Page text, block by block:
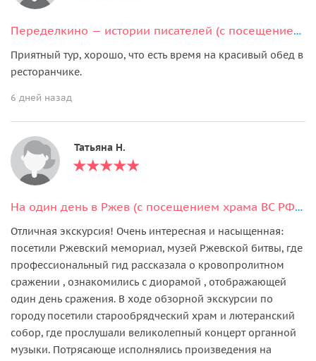
Переделкино — истории писателей (с посещением музеев Пастернака и Окуджавы)
Приятный тур, хорошо, что есть время на красивый обед в
ресторанчике.
6 дней назад
Татьяна Н.
На один день в Ржев (с посещением храма ВС РФ или органным концертом)
Отличная экскурсия! Очень интересная и насыщенная:
посетили Ржевский мемориал, музей Ржевской битвы, где
профессиональный гид рассказала о кровопролитном
сражении , ознакомились с диорамой , отображающей
один день сражения. В ходе обзорной экскурсии по
городу посетили старообрядческий храм и лютеранский
собор, где прослушали великолепный концерт органной
музыки. Потрясающе исполнялись произведения на